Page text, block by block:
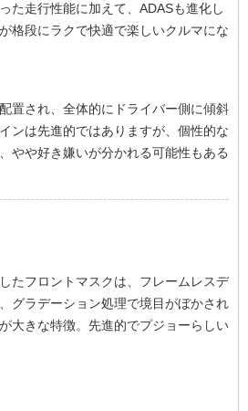
た走行性能に加えて、ADASも進化し
格段にラクで快適で楽しいクルマにな
置され、全体的にドライバー側に傾斜
ンは先進的ではありますが、個性的な
やや好き嫌いが分かれる可能性もある
たフロントマスクは、フレームレスデ
グラデーション処理で境目がぼかされ
大きな特徴。先進的でプジョーらしい